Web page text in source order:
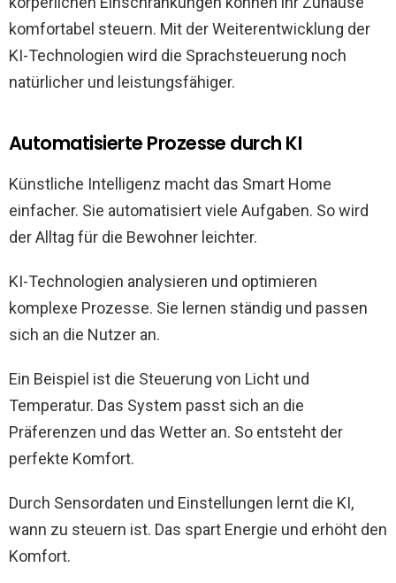
komfortabel steuern. Mit der Weiterentwicklung der
KI-Technologien wird die Sprachsteuerung noch
natürlicher und leistungsfähiger.
Automatisierte Prozesse durch KI
Künstliche Intelligenz macht das Smart Home
einfacher. Sie automatisiert viele Aufgaben. So wird
der Alltag für die Bewohner leichter.
KI-Technologien analysieren und optimieren
komplexe Prozesse. Sie lernen ständig und passen
sich an die Nutzer an.
Ein Beispiel ist die Steuerung von Licht und
Temperatur. Das System passt sich an die
Präferenzen und das Wetter an. So entsteht der
perfekte Komfort.
Durch Sensordaten und Einstellungen lernt die KI,
wann zu steuern ist. Das spart Energie und erhöht den
Komfort.